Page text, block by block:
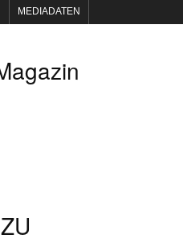
MEDIADATEN
IMPRESSUM